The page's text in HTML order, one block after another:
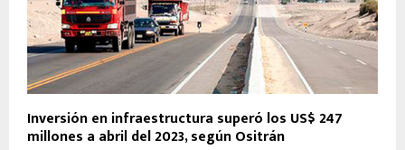
Inversión en infraestructura superó los US$ 247
millones a abril del 2023, según Ositrán